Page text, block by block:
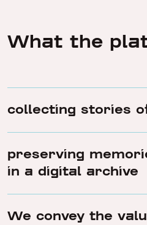
What the
collecting stories
preserving
in a digital archive
We convey the